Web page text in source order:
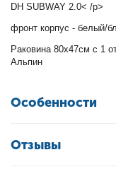
DH SUBWAY 2.0< /p>
фронт корпус - белый/
Раковина 80х47см с 1
Альпин
Особенности
Отзывы